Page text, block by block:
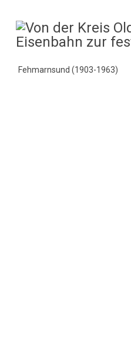
Fehmarnsund (1903-1963)